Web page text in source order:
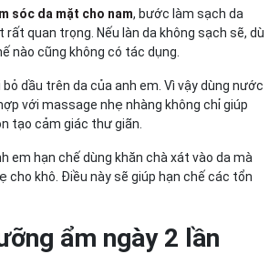
sóc da mặt cho nam, bước làm sạch da
quan trọng. Nếu làn da không sạch sẽ, dù
nào cũng không có tác dụng.
dầu trên da của anh em. Vì vậy dùng nước
với massage nhẹ nhàng không chỉ giúp
tạo cảm giác thư giãn.
em hạn chế dùng khăn chà xát vào da mà
cho khô. Điều này sẽ giúp hạn chế các tổn
ẩm ngày 2 lần